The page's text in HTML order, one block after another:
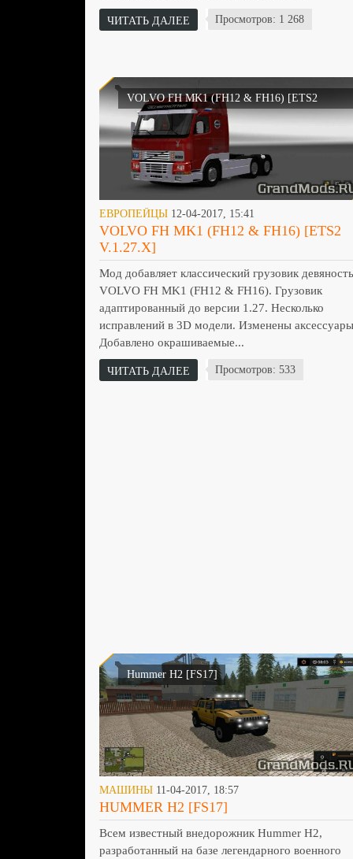
ЧИТАТЬ ДАЛЕЕ Просмотров: 1 268
VOLVO FH MK1 (FH12 & FH16) [ETS2
v.1.27.X]
ЕВРОПЕЙЦЫ 12-04-2017, 15:41
VOLVO FH MK1 (FH12 & FH16) [ETS2
V.1.27.X]
Мод добавляет классический грузовик
VOLVO FH MK1 (FH12 & FH16). Грузовик
адаптированный до версии 1.27. Несколько
исправлений в 3D модели. Изменены
Добавлено окрашиваемые...
ЧИТАТЬ ДАЛЕЕ Просмотров: 533
Hummer H2 [FS17]
МАШИНЫ 11-04-2017, 18:57
HUMMER H2 [FS17]
Всем известный внедорожник Hummer H2,
разработанный на базе легендарного военного